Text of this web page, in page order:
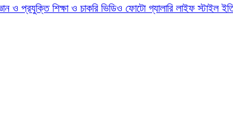
ও প্রযুক্তিশিক্ষা ও চাকরি ভিডিও ফোটো গ্যালারি লাইফ স্টাইল